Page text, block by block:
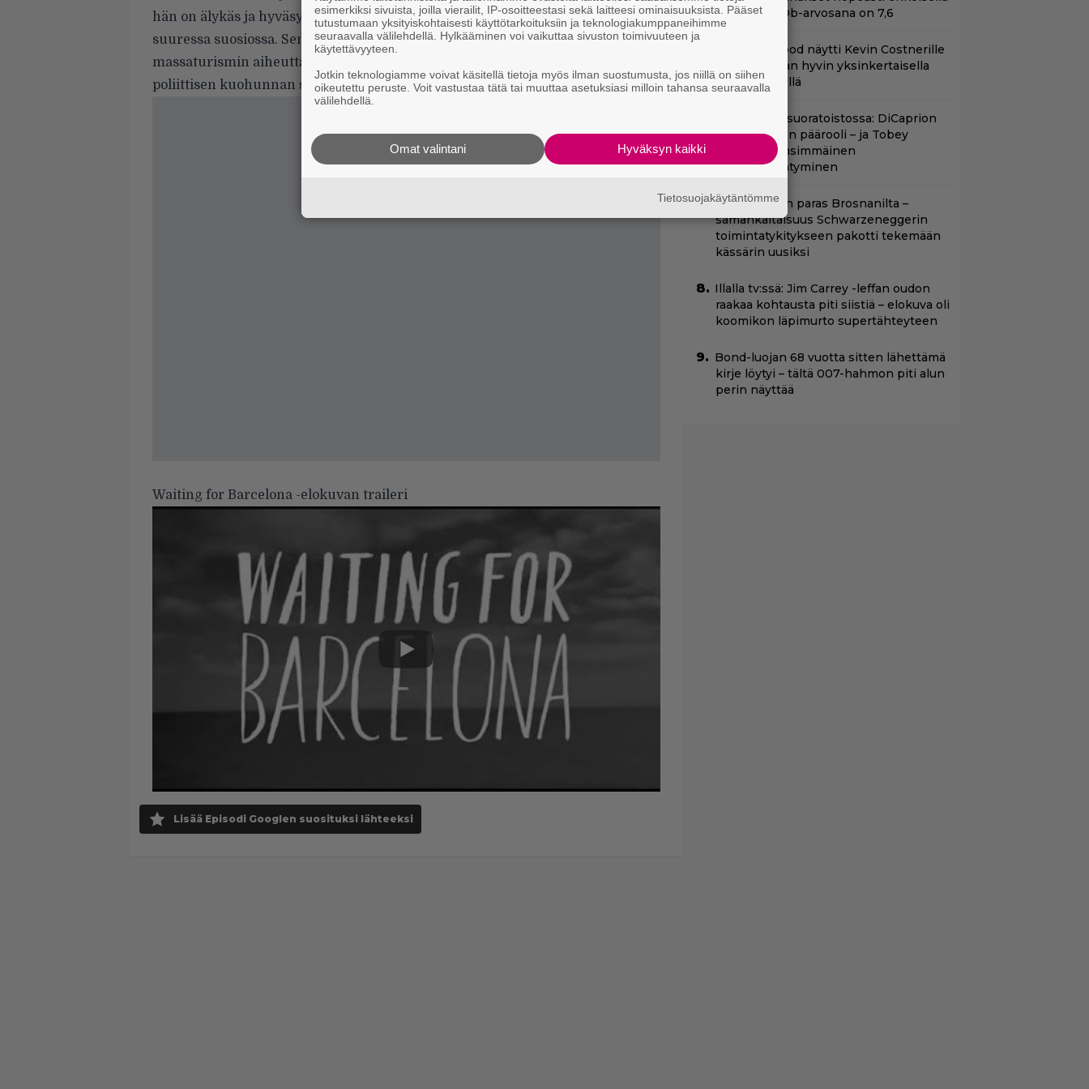
hän on älykäs ja hyväsydäminen. Barcelona on suomalaistenkin turistien
suuressa suosiossa. Sen asukkaat alkavat olla lopen kyllästyneitä
massaturismin aiheuttamiin ongelmiin. Kaupunki on muutenkin vaikeuksissa
poliittisen kuohunnan sekä Eurooppaan pyrkivien maahanmuuttajien kanssa.
Waiting for Barcelona -elokuvan traileri
Lisää Episodi Googlen suosituksi lähteeksi
kikalla – IMDb-arvosana on 7,6
Clint Eastwood näytti Kevin Costnerille
kaapin paikan hyvin yksinkertaisella
toimenpiteellä
Huippuleffa suoratoistossa: DiCaprion
ensimmäinen päärooli – ja Tobey
Maguiren ensimmäinen
elokuvaesiintyminen
Illan Bond on paras Brosnanilta –
samankaltaisuus Schwarzeneggerin
toimintatykitykseen pakotti tekemään
kässärin uusiksi
Illalla tv:ssä: Jim Carrey -leffan oudon
raakaa kohtausta piti siistiä – elokuva oli
koomikon läpimurto supertähteyteen
Bond-luojan 68 vuotta sitten lähettämä
kirje löytyi – tältä 007-hahmon piti alun
perin näyttää
esimerkiksi sivuista, joilla vierailit, IP-osoitteestasi sekä laitteesi ominaisuuksista. Pääset
tutustumaan yksityiskohtaisesti käyttötarkoituksiin ja teknologiakumppaneihimme
seuraavalla välilehdellä. Hylkääminen voi vaikuttaa sivuston toimivuuteen ja
käytettävyyteen.
Jotkin teknologiamme voivat käsitellä tietoja myös ilman suostumusta, jos niillä on siihen
oikeutettu peruste. Voit vastustaa tätä tai muuttaa asetuksiasi milloin tahansa seuraavalla
välilehdellä.
Hyväksyn kaikki
Omat valintani
Tietosuojakäytäntömme